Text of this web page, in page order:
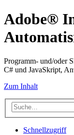
Adobe®
Programm- und/oder
C# und JavaSkript,
Zum Inhalt
Schnellzugriff